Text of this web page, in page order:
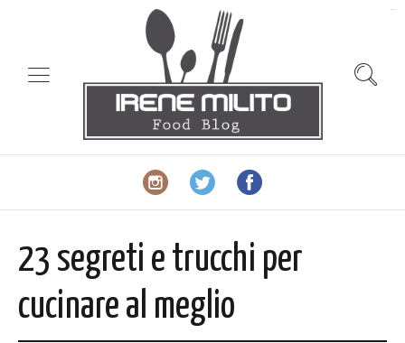
23 segreti e trucchi per
cucinare al meglio